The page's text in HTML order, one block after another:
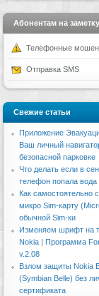
Абонентам на заметку
Телефонные
Отправка SMS
Свежие статьи
Приложение
Ваш личный
безопасной парковке
Что делать если в
телефон попала вода
Как самостоятельно
микро Sim-карту
обычной Sim-ки
Изменяем шрифт на
Nokia | Программа
v.2.08
Взлом защиты Nokia
(Symbian Belle) без
сертификата